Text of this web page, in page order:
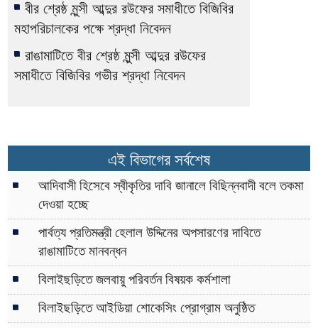
বীর শ্রেষ্ঠ মুন্সী আব্দুর রউফের সমাধীতে বিজিবির
মহাপরিচালকের পক্ষে শ্রদ্ধা নিবেদন
রাঙামাটিতে বীর শ্রেষ্ঠ মুন্সী আব্দুর রউফের
সমাধীতে বিজিবির গভীর শ্রদ্ধা নিবেদন
এই বিভাগের সর্বশেষ
আদিবাসী হিসেবে স্বীকৃতির দাবি জানালে বিছিন্নবাদী বলে তকমা
দেওয়া হচ্ছে
পার্বত্য প্রতিমন্ত্রী হেলাল উদ্দিনের অপসারণের দাবিতে
রাঙামাটিতে মানবন্ধন
বিলাইছড়িতে জলবায়ু পরিবর্তন বিষয়ক কর্মশালা
বিলাইছড়িতে আইডিয়া শোকেসিং প্রোগ্রাম অনুষ্ঠিত